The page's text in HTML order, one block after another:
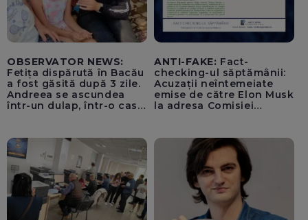
OBSERVATOR NEWS:
Fetița dispărută în Bacău
a fost găsită după 3 zile.
Andreea se ascundea
într-un dulap, într-o casă
ANTI-FAKE: Fact-
checking-ul săptămânii:
Acuzații neîntemeiate
emise de către Elon Musk
la adresa Comisiei
pentru instaurarea
„cenzurii” pe platforma X